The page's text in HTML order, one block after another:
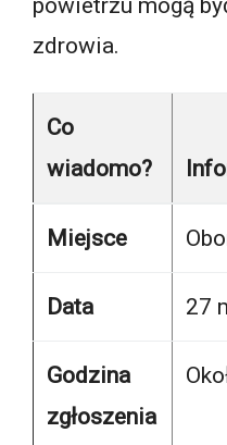
powietrzu mogą
zdrowia.
Co
wiadomo?
Miejsce
Data 27
Godzina
zgłoszenia